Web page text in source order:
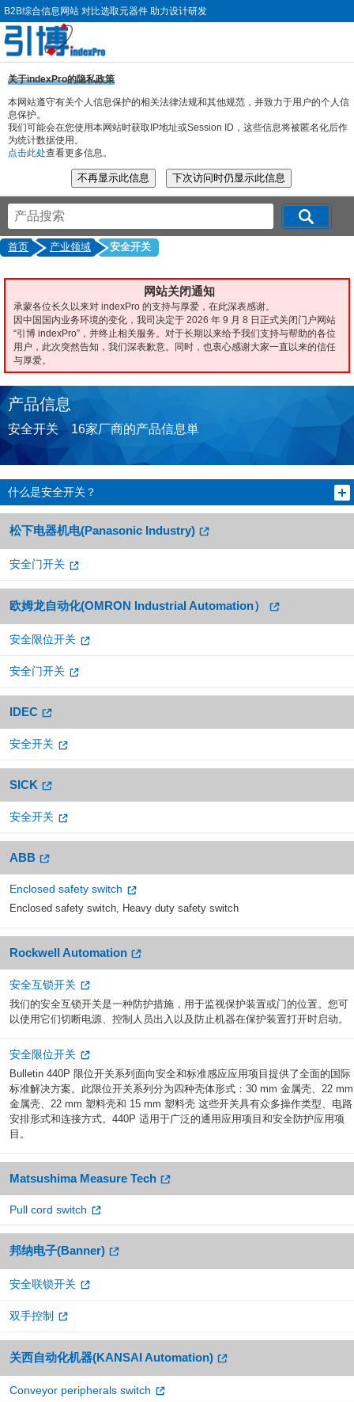
B2B综合信息网站 对比选取元器件 助力设计研发
关于indexPro的隐私政策
本网站遵守有关个人信息保护的相关法律法规和其他规范，并致力于用户的个人信
息保护。
我们可能会在您使用本网站时获取IP地址或Session ID，这些信息将被匿名化后作
为统计数据使用。
点击此处查看更多信息。
首页 产业领域 安全开关
网站关闭通知
承蒙各位长久以来对 indexPro 的支持与厚爱，在此深表感谢。
因中国国内业务环境的变化，我司决定于 2026 年 9 月 8 日正式关闭门户网站
“引博 indexPro”，并终止相关服务。对于长期以来给予我们支持与帮助的各位
用户，此次突然告知，我们深表歉意。同时，也衷心感谢大家一直以来的信任
与厚爱。
产品信息
安全开关 16家厂商的产品信息単
什么是安全开关？
松下电器机电(Panasonic Industry)
安全门开关
欧姆龙自动化(OMRON Industrial Automation）
安全限位开关
安全门开关
IDEC
安全开关
SICK
安全开关
ABB
Enclosed safety switch
Enclosed safety switch, Heavy duty safety switch
Rockwell Automation
安全互锁开关
我们的安全互锁开关是一种防护措施，用于监视保护装置或门的位置。您可
以使用它们切断电源、控制人员出入以及防止机器在保护装置打开时启动。
安全限位开关
Bulletin 440P 限位开关系列面向安全和标准感应应用项目提供了全面的国际
标准解决方案。此限位开关系列分为四种壳体形式：30 mm 金属壳、22 mm
金属壳、22 mm 塑料壳和 15 mm 塑料壳 这些开关具有众多操作类型、电路
安排形式和连接方式。440P 适用于广泛的通用应用项目和安全防护应用项
目。
Matsushima Measure Tech
Pull cord switch
邦纳电子(Banner)
安全联锁开关
双手控制
关西自动化机器(KANSAI Automation)
Conveyor peripherals switch